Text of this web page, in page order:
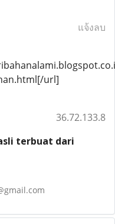
แจ้งลบ
url]
36.72.133.8
terbuat dari